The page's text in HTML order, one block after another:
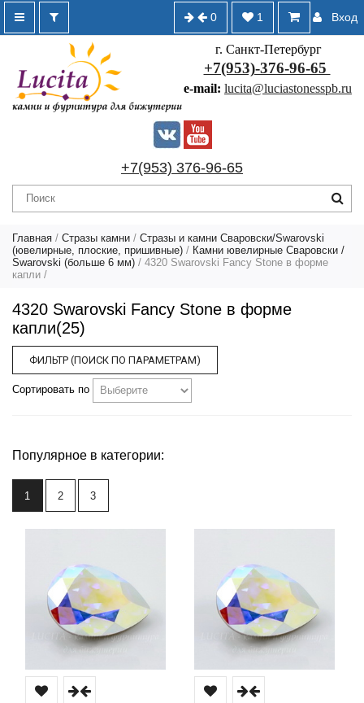
Вход
1
0
г. Санкт-Петербург
+7(953)-376-96-65
e-mail: lucita@luciastonesspb.ru
+7(953) 376-96-65
Главная / Стразы камни / Стразы и камни Сваровски/Swarovski
(ювелирные, плоские, пришивные) / Камни ювелирные Сваровски /
Swarovski (больше 6 мм) / 4320 Swarovski Fancy Stone в форме
капли /
4320 Swarovski Fancy Stone в форме
капли(25)
ФИЛЬТР (ПОИСК ПО ПАРАМЕТРАМ)
Сортировать по
Популярное в категории:
1 2 3